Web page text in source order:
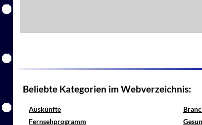
Beliebte Kategorien im Webverzeichnis:
Auskünfte
Fernsehprogramm